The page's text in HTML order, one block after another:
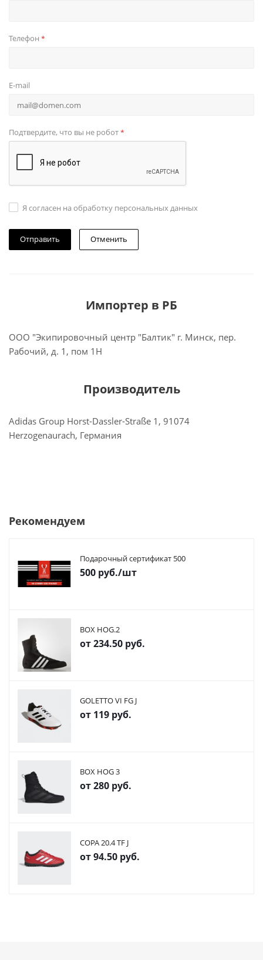
Телефон *
E-mail
Подтвердите, что вы не робот*
Я согласен на обработку персональных данных
Отменить
Импортер в РБ
ООО "Экипировочный центр "Балтик" г. Минск, пер.
Рабочий, д. 1, пом 1Н
Производитель
Adidas Group Horst-Dassler-Straße 1, 91074
Herzogenaurach, Германия
Рекомендуем
Подарочный сертификат 500
500 руб./шт
BOX HOG.2
от234.50 руб.
GOLETTO VI FG J
от 119 руб.
BOX HOG 3
от280 руб.
COPA 20.4 TF J
от94.50 руб.